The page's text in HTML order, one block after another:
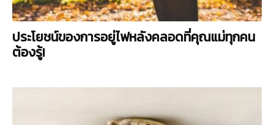
ประโยชน์ของการอยู่ไฟหลังคลอดที่คุณแม่ทุกคน
ต้องรู้!